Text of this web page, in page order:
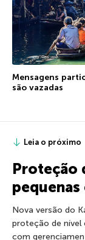
Mensagens
são vazadas
Leia o próximo
Proteção
pequenas
Nova versão do
proteção de nível
com